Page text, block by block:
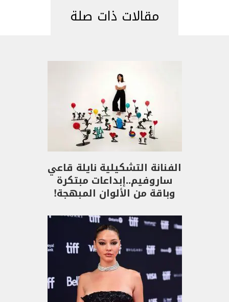
مقالات ذات صلة
الفنانة التشكيلية نايلة قاعي
ساروفيم..إبداعات مبتكرة
وباقة من الألوان المبهجة!